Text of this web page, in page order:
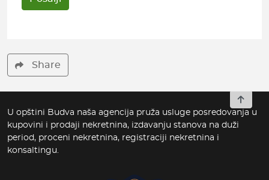
Share
U opštini Budva naša agencija pruža usluge posredovanja u
kupovini i prodaji nekretnina, izdavanju stanova na duži
period, proceni nekretnina, registraciji nekretnina i
konsaltingu.
To top